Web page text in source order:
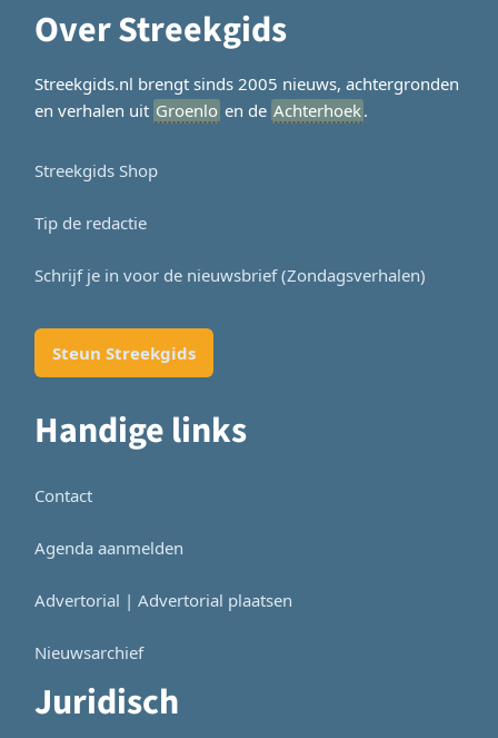
Over Streekgids
Streekgids.nl brengt sinds 2005 nieuws, achtergronden
en verhalen uit Groenlo en de Achterhoek.
Streekgids Shop
Tip de redactie
Schrijf je in voor de nieuwsbrief (Zondagsverhalen)
Steun Streekgids
Handige links
Contact
Agenda aanmelden
Advertorial | Advertorial plaatsen
Nieuwsarchief
Juridisch